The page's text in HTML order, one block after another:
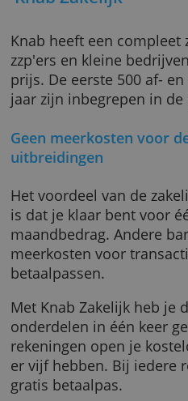
Knab Zakelijk
Knab heeft een
zzp'ers en kleine
prijs. De eerste 500
Geen meerkosten
uitbreidingen
Het voordeel van de
is dat je klaar bent
maandbedrag. Andere
meerkosten voor
betaalpassen.